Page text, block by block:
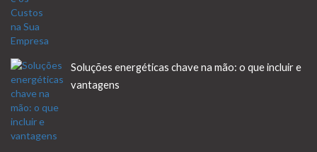
Soluções energéticas chave na mão: o que incluir e
vantagens